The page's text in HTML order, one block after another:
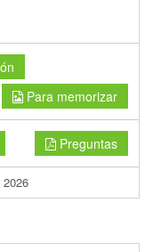
Para memorizar
Preguntas